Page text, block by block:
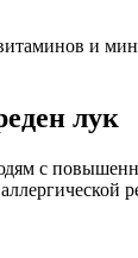
и
лук
с